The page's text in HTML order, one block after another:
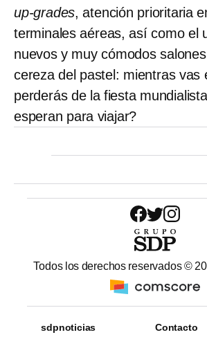
up-grades, atención prioritaria
terminales aéreas, así como el
nuevos y muy cómodos
cereza del pastel: mientras vas
perderás de la fiesta
esperan para viajar?
Todos los derechos reservados ©
sdpnoticias Contacto